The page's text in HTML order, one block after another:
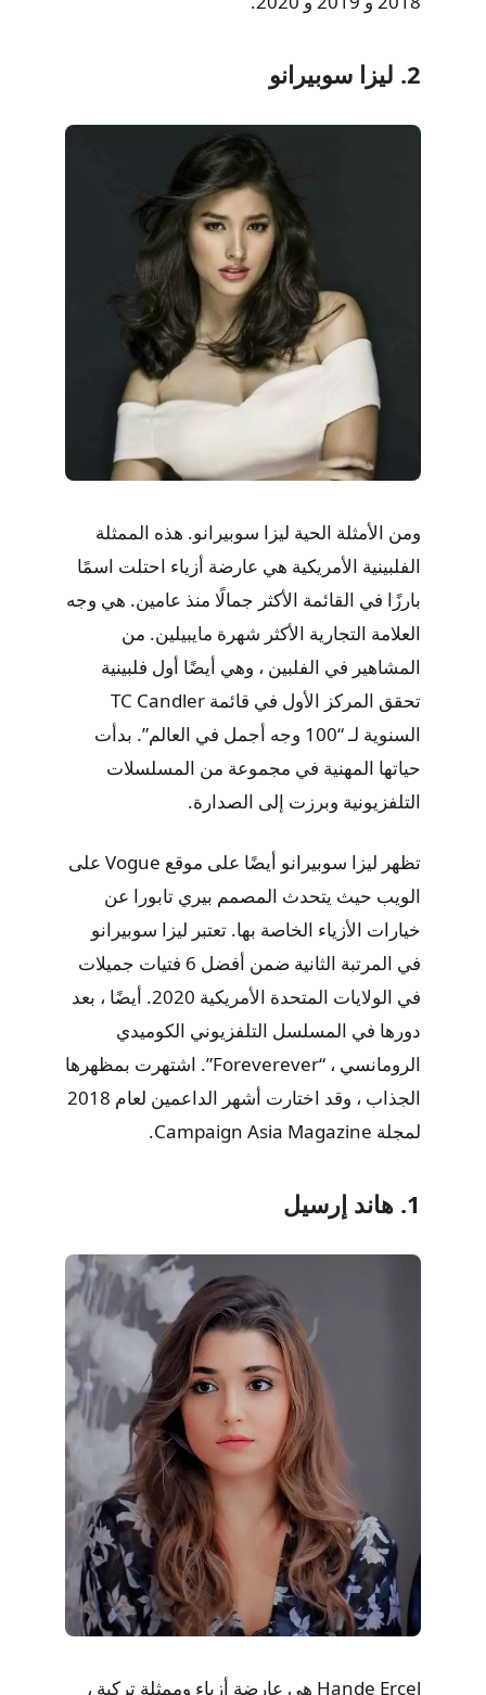
2. ليزا سوبيرانو
ومن الأمثلة الحية ليزا سوبيرانو. هذه الممثلة
الفلبينية الأمريكية هي عارضة أزياء احتلت اسمًا
بارزًا في القائمة الأكثر جمالًا منذ عامين. هي وجه
العلامة التجارية الأكثر شهرة مايبيلين. من
المشاهير في الفلبين ، وهي أيضًا أول فلبينية
تحقق المركز الأول في قائمة TC Candler
السنوية لـ “100 وجه أجمل في العالم”. بدأت
حياتها المهنية في مجموعة من المسلسلات
التلفزيونية وبرزت إلى الصدارة.
تظهر ليزا سوبيرانو أيضًا على موقع Vogue على
الويب حيث يتحدث المصمم بيري تابورا عن
خيارات الأزياء الخاصة بها. تعتبر ليزا سوبيرانو
في المرتبة الثانية ضمن أفضل 6 فتيات جميلات
في الولايات المتحدة الأمريكية 2020. أيضًا ، بعد
دورها في المسلسل التلفزيوني الكوميدي
الرومانسي ، “Foreverever”. اشتهرت بمظهرها
الجذاب ، وقد اختارت أشهر الداعمين لعام 2018
لمجلة Campaign Asia Magazine.
1. هاند إرسيل
Hande Erçel هي عارضة أزياء وممثلة تركية ،